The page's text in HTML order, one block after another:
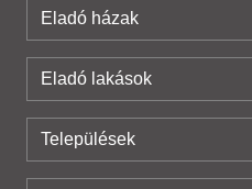
Eladó házak
Eladó lakások
Települések